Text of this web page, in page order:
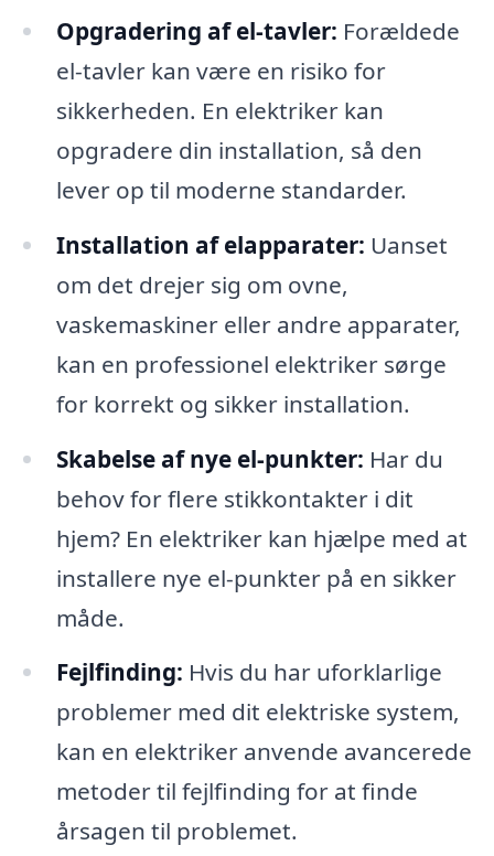
Opgradering af el-tavler: Forældede
el-tavler kan være en risiko for
sikkerheden. En elektriker kan
opgradere din installation, så den
lever op til moderne standarder.
Installation af elapparater: Uanset
om det drejer sig om ovne,
vaskemaskiner eller andre apparater,
kan en professionel elektriker sørge
for korrekt og sikker installation.
Skabelse af nye el-punkter: Har du
behov for flere stikkontakter i dit
hjem? En elektriker kan hjælpe med at
installere nye el-punkter på en sikker
måde.
Fejlfinding: Hvis du har uforklarlige
problemer med dit elektriske system,
kan en elektriker anvende avancerede
metoder til fejlfinding for at finde
årsagen til problemet.